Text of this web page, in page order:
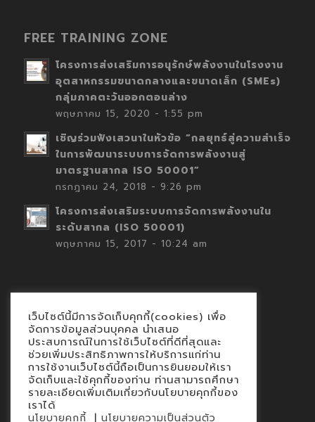
FREE TRAINING ZONE
โครงการส่งเสริมการอนุรักษ์พลังงานในโรงงาน
อุตสาหกรรมขนาดกลางและขนาดเล็ก (SMEs)
กลุ่มภาคตะวันออกตอนล่าง
พฤษภาคม 15, 2020 - 1:55 pm
เชิญร่วมฟังเสวนาในหัวข้อ “กลยุทธ์สู่ความสำเร็จ
ในการพัฒนาระบบการจัดการพลังงานสู่
มาตรฐานสากล ISO 50001”
กรกฎาคม 24, 2018 - 9:26 pm
โครงการส่งเสริมระบบการจัดการพลังงานใน
ระดับสากล (ISO 50001)
พฤษภาคม 15, 2017 - 10:24 am
Contact
นโยบายคุกกี้
นโยบายข้อมูลส่วนบุคคล
เว็บไซต์นี้มีการจัดเก็บคุกกี้(cookies) เพื่อ
จัดการข้อมูลส่วนบุคคล นำเสนอ
ประสบการณ์ในการใช้เว็บไซต์ที่ดีที่สุดและ
ช่วยเพิ่มประสิทธิภาพการให้บริการแก่ท่าน
การใช้งานเว็บไซต์นี้ถือเป็นการยินยอมให้เรา
จัดเก็บและใช้คุกกี้ของท่าน ท่านสามารถศึกษา
รายละเอียดเพิ่มเติมเกี่ยวกับนโยบายคุกกี้ของ
เราได้
นโยบายคุกกี้ | นโยบายความเป็นส่วนตัว